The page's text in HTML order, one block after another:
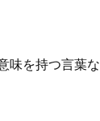
味を持つ言葉な